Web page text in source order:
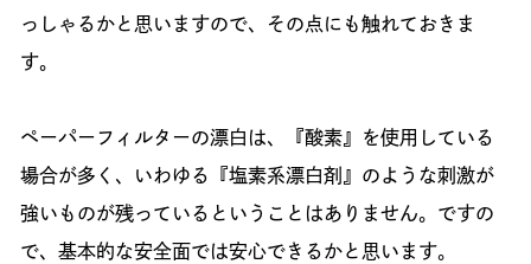
っしゃるかと思いますので、その点にも触れておきま
す。
ペーパーフィルターの漂白は、『酸素』を使用している
場合が多く、いわゆる『塩素系漂白剤』のような刺激が
強いものが残っているということはありません。ですの
で、基本的な安全面では安心できるかと思います。